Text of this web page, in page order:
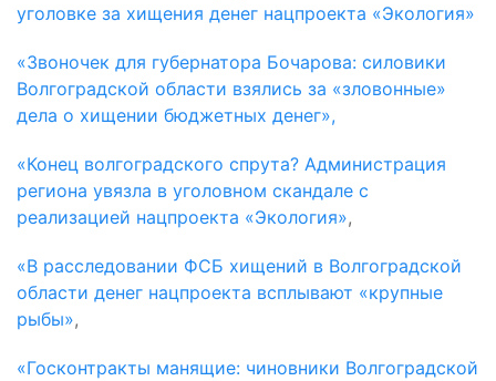
уголовке за хищения денег нацпроекта «Экология»
«Звоночек для губернатора Бочарова: силовики
Волгоградской области взялись за «зловонные»
дела о хищении бюджетных денег»,
«Конец волгоградского спрута? Администрация
региона увязла в уголовном скандале с
реализацией нацпроекта «Экология»,
«В расследовании ФСБ хищений в Волгоградской
области денег нацпроекта всплывают «крупные
рыбы»,
«Госконтракты манящие: чиновники Волгоградской